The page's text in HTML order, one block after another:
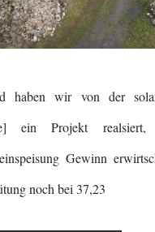
haben wir von der
ein Projekt
Gewinn
noch bei 37,23